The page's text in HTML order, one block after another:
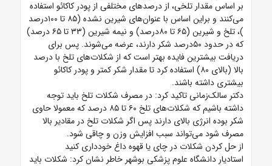
بر اساس مقدار تلخی، از درصدهای مختلفی از پودر کاکائو استفاده
می‌کنند و براین اساس با عنوان‌های شیرین نشده (۸۵ تا ۱۰۰درصد
)، تلخ و شیرین (۶۵ تا ۸۰درصد) و نیمه شیرین (۳۳ تا ۶۵ درصد)
که در حدود ۵۰درصد شکر دارند، عرضه می‌شوند. پس برای
دریافت بیشترین فایده بهتر است که از شکلات‌های تلخ با درصد
بالا (بالای ۸۰) استفاده کرد تا مقدار شکر کمتر و پودر کاکائو
بیشتری داشته باشند.
دکتر سالک‌زمانی تاکید کرد: در مصرف شکلات تلخ باید توجه
داشته باشیم که شکلات‌های تلخ ۶۰ تا ۸۵ درصد که معمولا حاوی
شکر بوده انرژی بالای دارند پس اگر شکلات تلخ در مقادیر بالا
مصرف شود می‌تواند سبب افزایش وزن و چاقی شود.
از حل کردن شکلات در چای یا قهوه داغ خودداری کنید
استادیار دانشگاه علوم پزشکی بوشهر خاطر نشان کرد: شکلات باید